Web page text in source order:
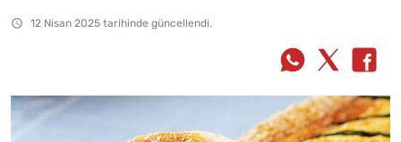
12 Nisan 2025 tarihinde güncellendi.